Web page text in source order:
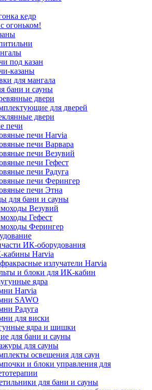
кедр
огоньком!
под казан
казаны
для мангала
бани и сауны
двери
для дверей
двери
печи
печи Harvia
печи Варвара
печи Везувий
печи Гефест
печи Радуга
печи Ферингер
печи Этна
для бани и сауны
Везувий
Гефест
Ферингер
ИК-оборудования
Harvia
излучатели Harvia
и блоки для ИК-кабин
ядра
Harvia
SAWO
Радуга
для виски
ядра и шишки
для бани и сауны
для сауны
освещения для саун
и блоки управления для
для бани и сауны